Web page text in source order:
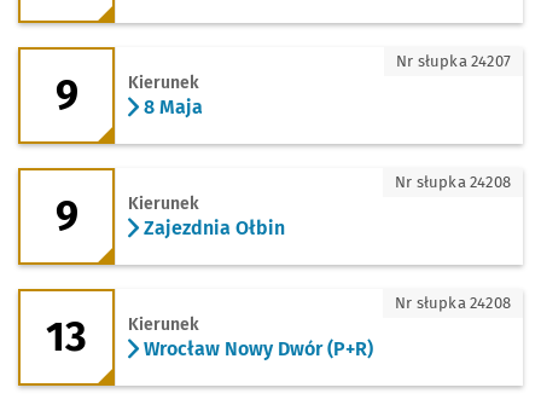
9 - kierunek 8 Maja
9 Kierunek
8 Maja
Nr słupka 24207
9 - kierunek Zajezdnia Ołbin
9 Kierunek
Zajezdnia Ołbin
Nr słupka 24208
13 - kierunek Wrocław Nowy Dwór
13 Kierunek
Wrocław Nowy Dwór (P+R)
Nr słupka 24208